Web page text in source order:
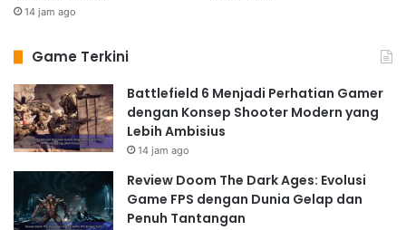
14 jam ago
Game Terkini
Battlefield 6 Menjadi Perhatian Gamer
dengan Konsep Shooter Modern yang
Lebih Ambisius
14 jam ago
Review Doom The Dark Ages: Evolusi
Game FPS dengan Dunia Gelap dan
Penuh Tantangan